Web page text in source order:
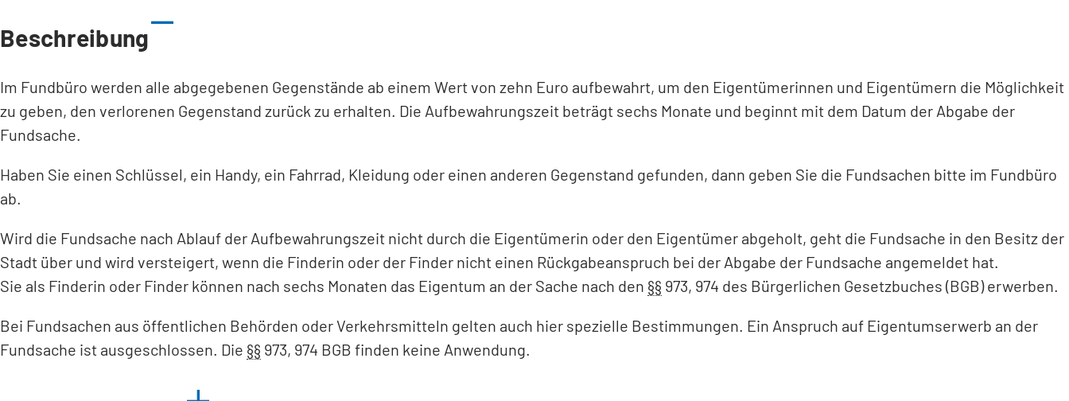
Beschreibung
Im Fundbüro werden alle abgegebenen Gegenstände ab einem Wert von zehn Euro aufbewahrt, um den Eigentümerinnen und Eigentümern die Möglichkeit
zu geben, den verlorenen Gegenstand zurück zu erhalten. Die Aufbewahrungszeit beträgt sechs Monate und beginnt mit dem Datum der Abgabe der
Fundsache.
Haben Sie einen Schlüssel, ein Handy, ein Fahrrad, Kleidung oder einen anderen Gegenstand gefunden, dann geben Sie die Fundsachen bitte im Fundbüro
ab.
Wird die Fundsache nach Ablauf der Aufbewahrungszeit nicht durch die Eigentümerin oder den Eigentümer abgeholt, geht die Fundsache in den Besitz der
Stadt über und wird versteigert, wenn die Finderin oder der Finder nicht einen Rückgabeanspruch bei der Abgabe der Fundsache angemeldet hat.
Sie als Finderin oder Finder können nach sechs Monaten das Eigentum an der Sache nach den §§ 973, 974 des Bürgerlichen Gesetzbuches (BGB) erwerben.
Bei Fundsachen aus öffentlichen Behörden oder Verkehrsmitteln gelten auch hier spezielle Bestimmungen. Ein Anspruch auf Eigentumserwerb an der
Fundsache ist ausgeschlossen. Die §§ 973, 974 BGB finden keine Anwendung.